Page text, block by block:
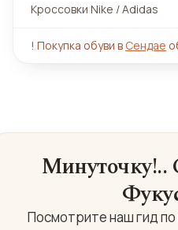
Кроссовки Nike / Adidas
! Покупка обуви в Сендае
Минуточку!..
Посмотрите наш гид